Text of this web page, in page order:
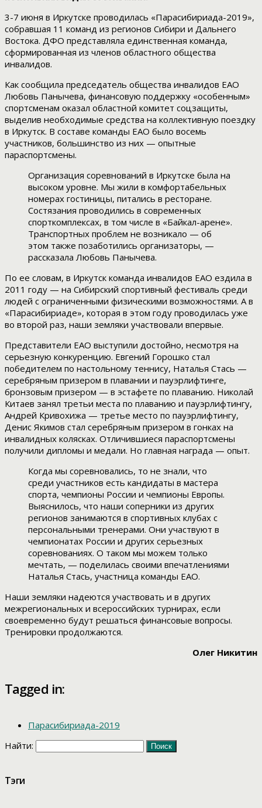
3-7 июня в Иркутске проводилась «Парасибириада-2019»,
собравшая 11 команд из регионов Сибири и Дальнего
Востока. ДФО представляла единственная команда,
сформированная из членов областного общества
инвалидов.
Как сообщила председатель общества инвалидов ЕАО
Любовь Панычева, финансовую поддержку «особенным»
спортсменам оказал областной комитет соцзащиты,
выделив необходимые средства на коллективную поездку
в Иркутск. В составе команды ЕАО было восемь
участников, большинство из них — опытные
параспортсмены.
Организация соревнований в Иркутске была на
высоком уровне. Мы жили в комфортабельных
номерах гостиницы, питались в ресторане.
Состязания проводились в современных
спорткомплексах, в том числе в «Байкал-арене».
Транспортных проблем не возникало — об
этом также позаботились организаторы, —
рассказала Любовь Панычева.
По ее словам, в Иркутск команда инвалидов ЕАО ездила в
2011 году — на Сибирский спортивный фестиваль среди
людей с ограниченными физическими возможностями. А в
«Парасибириаде», которая в этом году проводилась уже
во второй раз, наши земляки участвовали впервые.
Представители ЕАО выступили достойно, несмотря на
серьезную конкуренцию. Евгений Горошко стал
победителем по настольному теннису, Наталья Стась —
серебряным призером в плавании и пауэрлифтинге,
бронзовым призером — в эстафете по плаванию. Николай
Китаев занял третьи места по плаванию и пауэрлифтингу,
Андрей Кривохижа — третье место по пауэрлифтингу,
Денис Якимов стал серебряным призером в гонках на
инвалидных колясках. Отличившиеся параспортсмены
получили дипломы и медали. Но главная награда — опыт.
Когда мы соревновались, то не знали, что
среди участников есть кандидаты в мастера
спорта, чемпионы России и чемпионы Европы.
Выяснилось, что наши соперники из других
регионов занимаются в спортивных клубах с
персональными тренерами. Они участвуют в
чемпионатах России и других серьезных
соревнованиях. О таком мы можем только
мечтать, — поделилась своими впечатлениями
Наталья Стась, участница команды ЕАО.
Наши земляки надеются участвовать и в других
межрегиональных и всероссийских турнирах, если
своевременно будут решаться финансовые вопросы.
Тренировки продолжаются.
Олег Никитин
Tagged in:
Парасибириада-2019
Найти:
Тэги